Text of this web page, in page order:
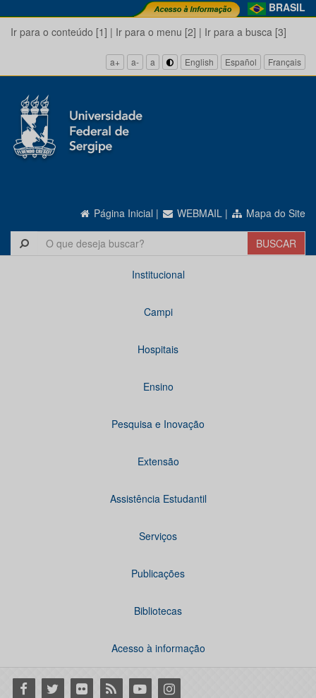
BRASIL
Ir para o conteúdo [1] | Ir para o menu [2] | Ir para a busca [3]
a+ a- a English Español Français
Página Inicial | WEBMAIL | Mapa do Site
Institucional
Campi
Hospitais
Ensino
Pesquisa e Inovação
Extensão
Assistência Estudantil
Serviços
Publicações
Bibliotecas
Acesso à informação
Facebook
Twitter Flickr RSS YoutubeInstagram